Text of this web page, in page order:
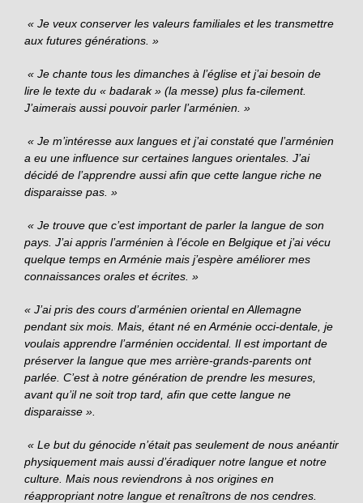
« Je veux conserver les valeurs familiales et les transmettre
aux futures générations. »
« Je chante tous les dimanches à l’église et j’ai besoin de
lire le texte du « badarak » (la messe) plus fa-cilement.
J’aimerais aussi pouvoir parler l’arménien. »
« Je m’intéresse aux langues et j’ai constaté que l’arménien
a eu une influence sur certaines langues orientales. J’ai
décidé de l’apprendre aussi afin que cette langue riche ne
disparaisse pas. »
« Je trouve que c’est important de parler la langue de son
pays. J’ai appris l’arménien à l’école en Belgique et j’ai vécu
quelque temps en Arménie mais j’espère améliorer mes
connaissances orales et écrites. »
« J’ai pris des cours d’arménien oriental en Allemagne
pendant six mois. Mais, étant né en Arménie occi-dentale, je
voulais apprendre l’arménien occidental. Il est important de
préserver la langue que mes arrière-grands-parents ont
parlée. C’est à notre génération de prendre les mesures,
avant qu’il ne soit trop tard, afin que cette langue ne
disparaisse ».
« Le but du génocide n’était pas seulement de nous anéantir
physiquement mais aussi d’éradiquer notre langue et notre
culture. Mais nous reviendrons à nos origines en
réappropriant notre langue et renaîtrons de nos cendres.